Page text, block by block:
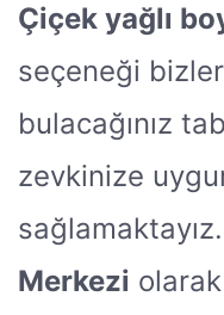
Çiçek yağlı
seçeneği
bulacağınız
zevkinize
sağlamaktayız.
Merkezi